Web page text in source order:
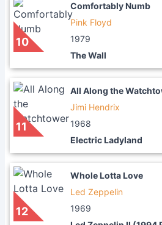
10
Comfortably Numb
Pink Floyd
1979
The Wall
11
All Along the
Jimi Hendrix
1968
Electric Ladyland
12
Whole Lotta Love
Led Zeppelin
1969